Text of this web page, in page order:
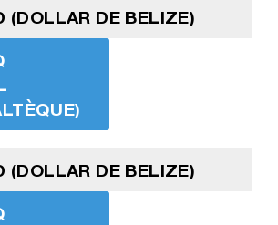
(DOLLAR DE BELIZE)
(DOLLAR DE BELIZE)